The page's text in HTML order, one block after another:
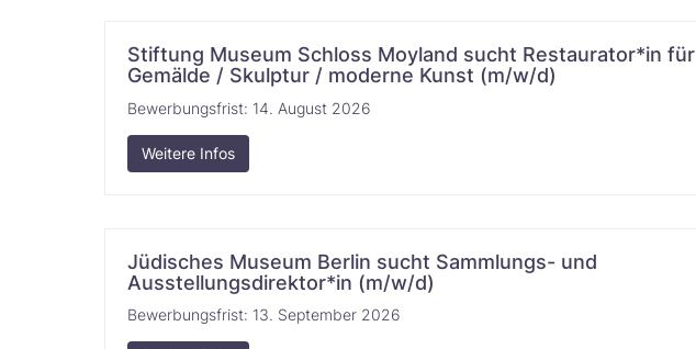
Stiftung Museum Schloss Moyland sucht Restaurator*in für
Gemälde / Skulptur / moderne Kunst (m/w/d) ‌‌​‌​‌​​‌‌‌​‌​‌‌
Bewerbungsfrist: 14. August 2026
Weitere Infos
Jüdisches Museum Berlin sucht Sammlungs- und
Ausstellungsdirektor*in‌‌‌‌ (m/w/d)​‌​‌‌​‌‌‌​​‌​​
Bewerbungsfrist: 13. September 2026